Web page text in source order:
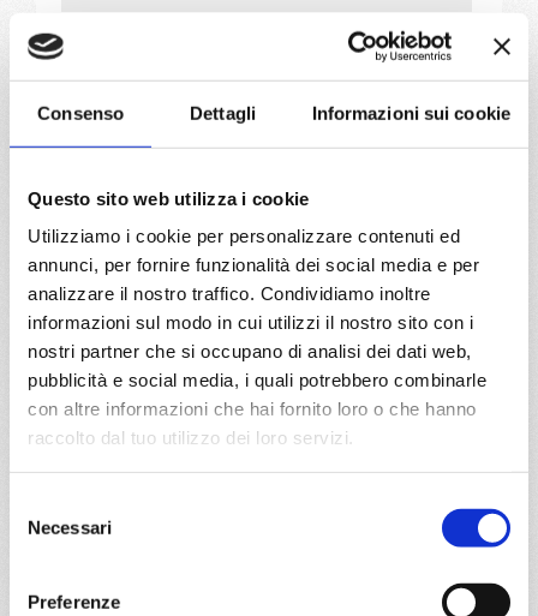
Consenso Dettagli Informazioni sui cookie
Questo sito web utilizza i cookie
Utilizziamo i cookie per personalizzare contenuti ed
annunci, per fornire funzionalità dei social media e per
analizzare il nostro traffico. Condividiamo inoltre
informazioni sul modo in cui utilizzi il nostro sito con i
nostri partner che si occupano di analisi dei dati web,
pubblicità e social media, i quali potrebbero combinarle
con altre informazioni che hai fornito loro o che hanno
raccolto dal tuo utilizzo dei loro servizi.
delNecessari
Preferenze
€ 883
Mediterraneo 8 giorni
con MSC Seaview
Napoli, Palermo, Valletta, Barcellona, Marsiglia, Genova,
Napoli, Provence(marseilles)
07/07/2027
€ 883
14/07/2027
€ 913